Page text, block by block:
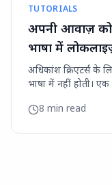
TUTORIALS
अपनी आवाज़
भाषा में
अधिकांश क्रिएटर्स के
भाषा में नहीं होती।
8 min read